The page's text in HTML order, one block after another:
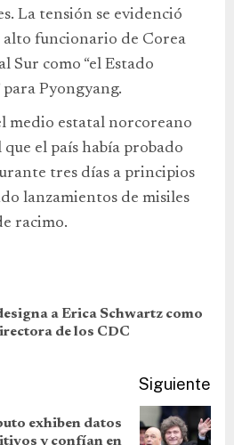
La tensión se evidenció
alto funcionario de Corea
Sur como “el Estado
Pyongyang.
medio estatal norcoreano
el país había probado
tres días a principios
lanzamientos de misiles
racimo.
a Erica Schwartz como
de los CDC
Siguiente
exhiben datos
y confían en